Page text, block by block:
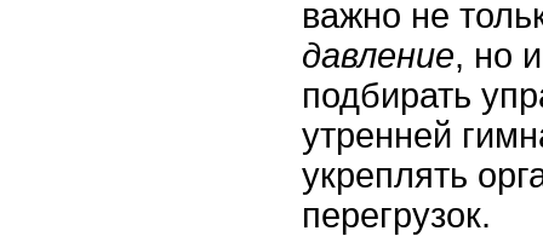
важно не
давление, но
подбирать
утренней
укреплять
перегрузок.